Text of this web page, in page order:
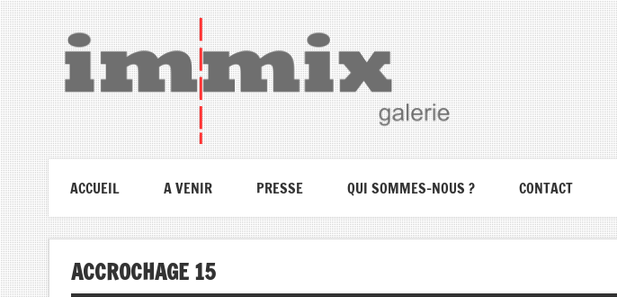
ACCUEIL A VENIR PRESSE QUI SOMMES-NOUS ? CONTACT
ACCROCHAGE 15